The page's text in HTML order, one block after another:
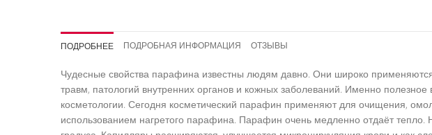
началу
галереи
изображений
ПОДРОБНЕЕ
Чудесные свойства парафина известны людям давно. Они широко
травм, патологий внутренних органов и кожных заболеваний. Именно
косметологии. Сегодня косметический парафин применяют для очищения,
использованием нагретого парафина. Парафин очень медленно отдаёт
ПОДРОБНАЯ ИНФОРМАЦИЯ ОТЗЫВЫ